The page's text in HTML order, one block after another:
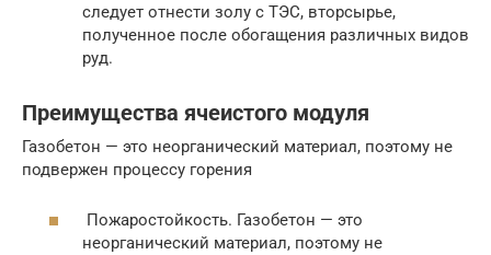
следует отнести золу с ТЭС, вторсырье,
полученное после обогащения различных видов
руд.
Преимущества ячеистого модуля
Газобетон — это неорганический материал, поэтому не
подвержен процессу горения
Пожаростойкость. Газобетон — это
неорганический материал, поэтому не